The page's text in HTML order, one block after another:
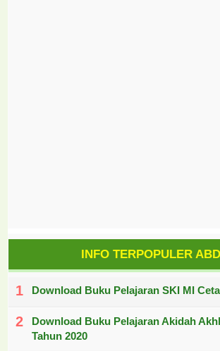
INFO TERPOPULER
Download Buku Pelajaran SKI MI
Download Buku Pelajaran Akidah
Tahun 2020